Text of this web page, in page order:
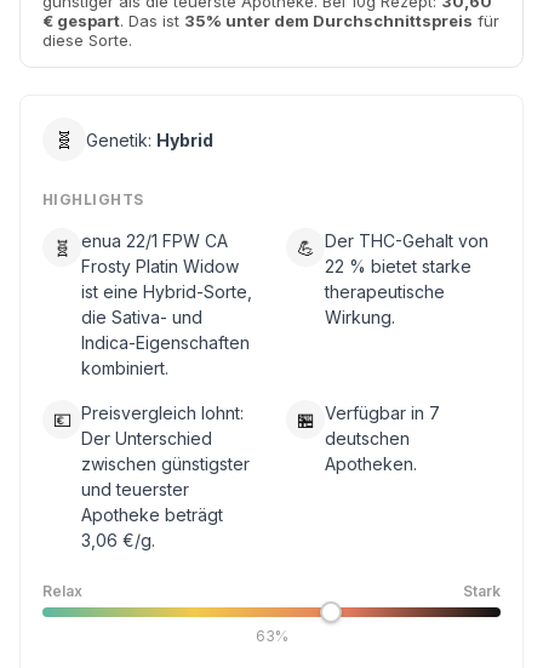
€ gespart. Das ist 35% unter dem Durchschnittspreis für
diese Sorte.
🧬 Genetik: Hybrid
HIGHLIGHTS
🧬
enua 22/1 FPW CA
Frosty Platin Widow
ist eine Hybrid-Sorte,
die Sativa- und
Indica-Eigenschaften
kombiniert.
💪 Der THC-Gehalt von
22 % bietet starke
therapeutische
Wirkung.
💶 Preisvergleich lohnt:
Der Unterschied
zwischen günstigster
und teuerster
Apotheke beträgt
3,06 €/g.
🏪 Verfügbar in 7
deutschen
Apotheken.
Relax Stark
63%